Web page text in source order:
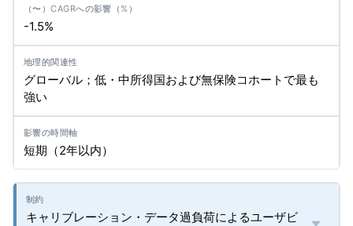
-1.5%
グローバル；低・中所得国および無保険コホートで最も
強い
短期（2年以内）
キャリブレーション・データ過負荷によるユーザビ